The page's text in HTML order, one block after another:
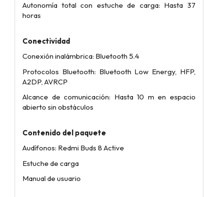
Autonomía total con estuche de carga: Hasta 37
horas
Conectividad
Conexión inalámbrica: Bluetooth 5.4
Protocolos Bluetooth: Bluetooth Low Energy, HFP,
A2DP, AVRCP
Alcance de comunicación: Hasta 10 m en espacio
abierto sin obstáculos
Contenido del paquete
Audífonos: Redmi Buds 8 Active
Estuche de carga
Manual de usuario